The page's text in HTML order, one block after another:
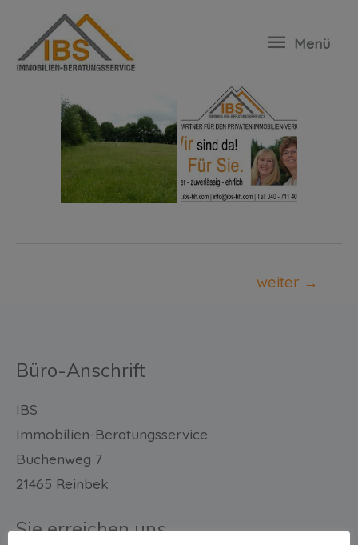
Menü
35177-Bad-Oldesloe
weiter →
Büro-Anschrift
IBS
Immobilien-Beratungsservice
Buchenweg 7
21465 Reinbek
Sie erreichen uns